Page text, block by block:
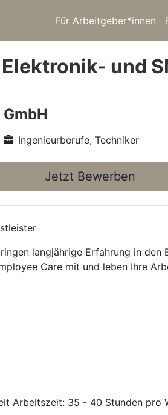
Für Arbeitgeber*innen
und
Ingenieurberufe, Techniker
Jetzt Bewerben
langjährige Erfahrung in den
Care mit und leben Ihre
Arbeitszeit: 35 - 40 Stunden pro